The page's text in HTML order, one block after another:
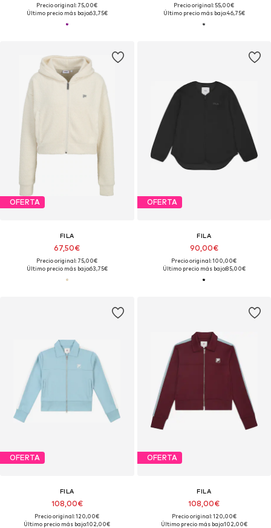
Precio original: 75,00€
Último precio más bajo:63,75€
Precio original: 55,00€
Último precio más bajo:46,75€
OFERTA
FILA
67,50€
Precio original: 75,00€
Último precio más bajo:63,75€
OFERTA
FILA
90,00€
Precio original: 100,00€
Último precio más bajo:85,00€
OFERTA
FILA
108,00€
Precio original: 120,00€
Último precio más bajo:102,00€
OFERTA
FILA
108,00€
Precio original: 120,00€
Último precio más bajo:102,00€